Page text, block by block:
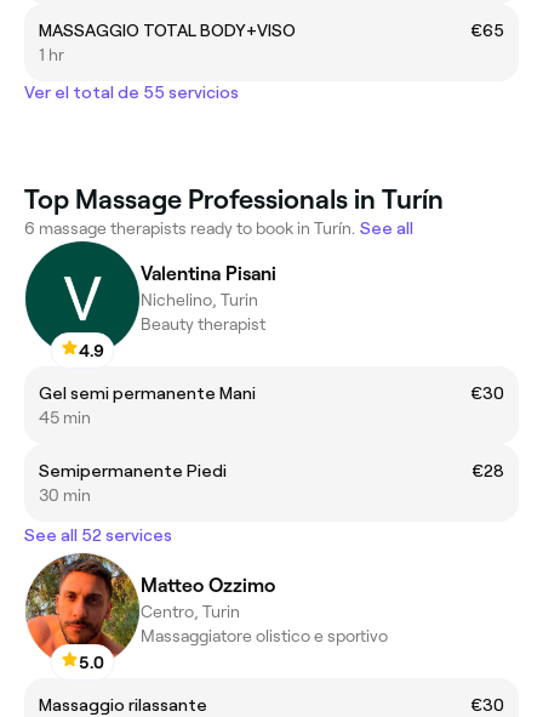
MASSAGGIO TOTAL BODY+VISO
€65
1 hr
Ver el total de 55 servicios
Top Massage Professionals in Turín
6 massage therapists ready to book in Turín. See all
4.9
Valentina Pisani
Nichelino, Turin
Beauty therapist
Gel semi permanente Mani
€30
45 min
Semipermanente Piedi
€28
30 min
See all 52 services
5.0
Matteo Ozzimo
Centro, Turin
Massaggiatore olistico e sportivo
Massaggio rilassante
€30